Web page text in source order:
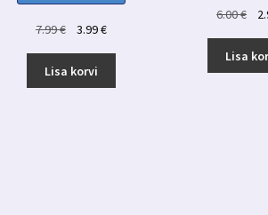
7.99€
Algne
oli:
7.99 €.
3.99€Praegune
3.99 €.
Lisa korvi
6.00€
oli:
Lisa